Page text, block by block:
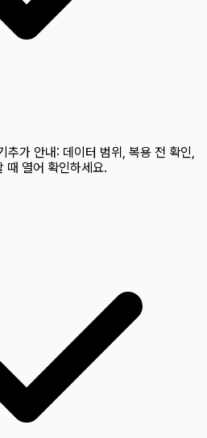
추가 안내: 데이터 범위, 복용 전 확인,
때 열어 확인하세요.